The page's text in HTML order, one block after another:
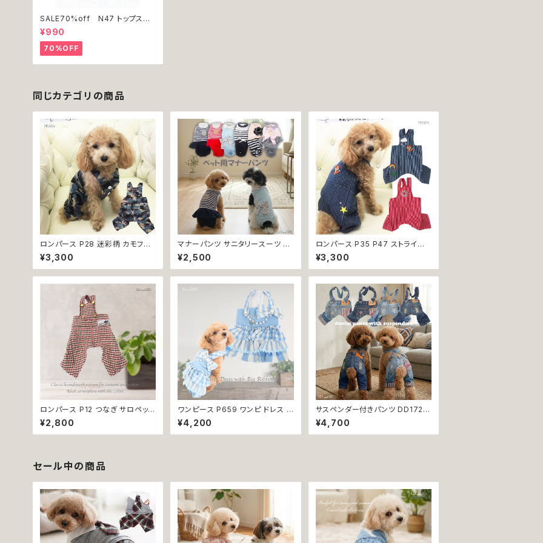
SALE70%off N47 トップス
ブルー パンダ 3,4号 パーカ
ー トレーナー 犬 猫 ペット 黒 ブラ
ック 白 ホワイト アシンメトリー 青
¥990
70%OFF
同じカテゴリの商品
ロンパース P28 迷彩柄 カモフラ
おしゃれ アーミー 小型犬 犬 猫 ペ
ット 服 犬服 猫服 犬の服 猫の服
ドッグウェア 返品交換不可
¥3,300
マナーパンツ サニタリースーツ B5
7 B58 B59 B60 B61 B62 つな
ぎタイプ パンツ ドッグ ウェア dog
犬 猫 ペット 服 犬服 猫服 犬の洋
ング かわいい おしゃれ 生理 マナ
ー オムツ カバー ロンパース つな
ぎ 小型犬 返品交換不可
¥2,500
ロンパース P35 P47 ストライプ
おしゃれ デニム レッド ハンドメイ
ド 小型犬 犬 猫 ペット 服 犬服 猫
服 犬の服 猫の服 ドッグウェア 返
¥3,300
ロンパース P12 つなぎ サロペット
オールインワン ボトムス チェック
千鳥格子 シック ハンドメイド おし
ゃれ カッコいい ドッグウェア dog
小型 返品交換不可
¥2,800
ワンピース P659 ワンピ ドレス ス
カート ハンドメイド りぼん カジュ
アル おしゃれ かわいい 爽やか 春
夏 小型犬 ドッグウェア dog cat
¥4,200
サスペンダー付きパンツ DD172 D
D173 DD174 DD175 デニムパン
ツ オーバーオール 吊りズボン カ
ジュアル 犬 猫 ペット 犬服 猫服
¥4,700
セール中の商品